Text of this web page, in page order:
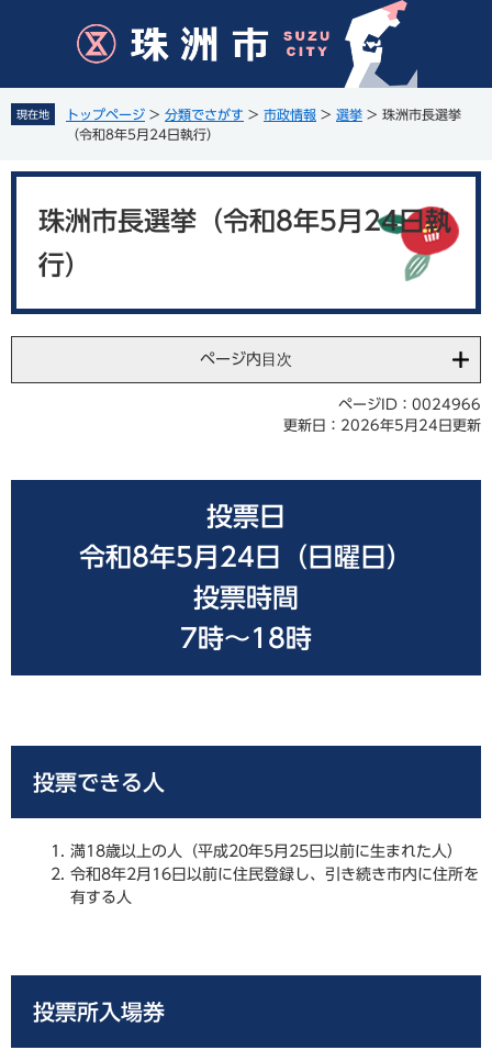
先
頭
す
を
飛
し
現在地 トップページ > 分類でさがす > 市政情報 > 選挙 > 珠洲市長選挙
（令和8年5月24日執行）
珠洲市長選挙（令和8年5月24日執
行）
ページ内目次
ページID：0024966
更新日：2026年5月24日更新
投票日
令和8年5月24日（日曜日）
投票時間
7時～18時
投票できる人
満18歳以上の人（平成20年5月25日以前に生まれた人）
令和8年2月16日以前に住民登録し、引き続き市内に住所を
有する人
投票所入場券